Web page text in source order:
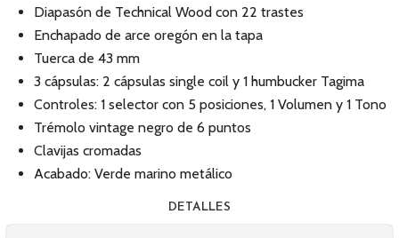
Diapasón de Technical Wood con 22 trastes
Enchapado de arce oregón en la tapa
Tuerca de 43 mm
3 cápsulas: 2 cápsulas single coil y 1 humbucker Tagima
Controles: 1 selector con 5 posiciones, 1 Volumen y 1 Tono
Trémolo vintage negro de 6 puntos
Clavijas cromadas
Acabado: Verde marino metálico
DETALLES